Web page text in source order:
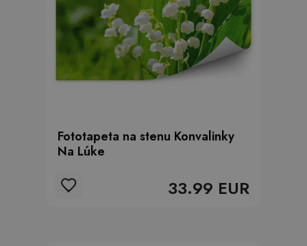
Fototapeta na stenu Konvalinky
Na Lúke
33.99 EUR